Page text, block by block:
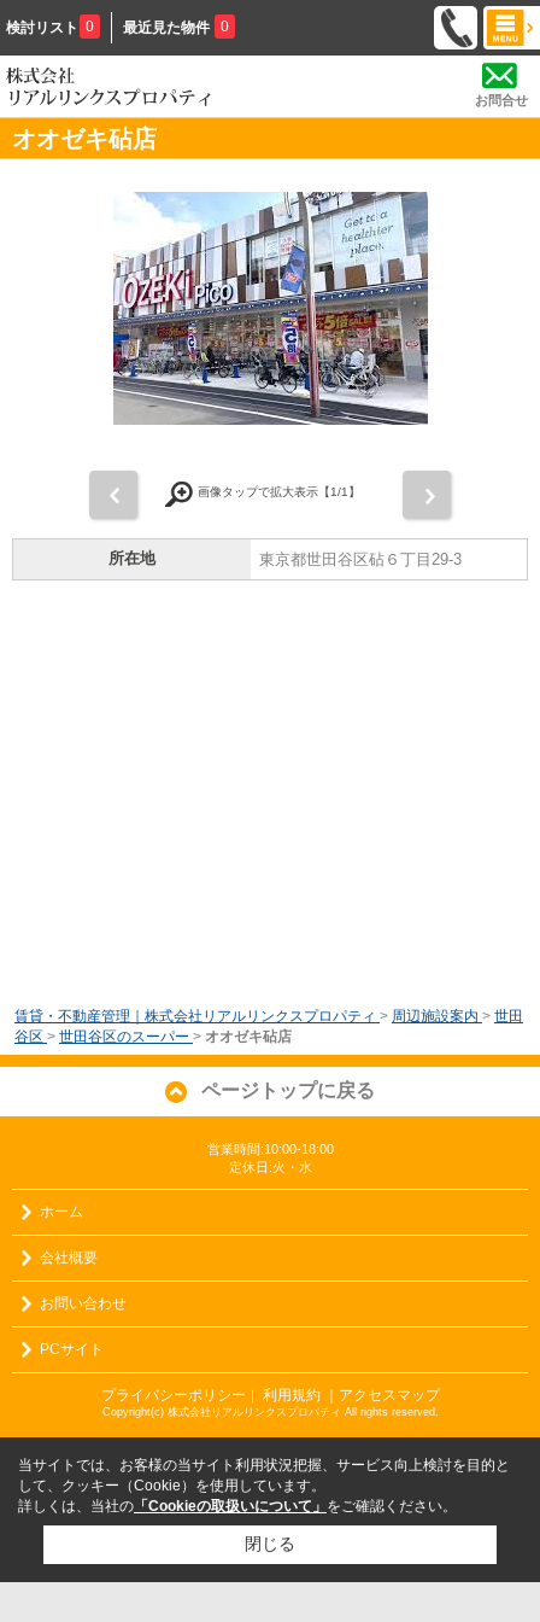
検討リスト 0 最近見た物件 0
お問合せ
オオゼキ砧店
画像タップで拡大表示【1/1】
所在地 東京都世田谷区砧６丁目29-3
賃貸・不動産管理｜株式会社リアルリンクスプロパティ > 周辺施設案内 > 世田
谷区 > 世田谷区のスーパー > オオゼキ砧店
ページトップに戻る
営業時間:10:00-18:00
定休日:火・水
ホーム
会社概要
お問い合わせ
PCサイト
プライバシーポリシー ｜ 利用規約 ｜アクセスマップ
Copyright(c) 株式会社リアルリンクスプロパティ All rights reserved.
当サイトでは、お客様の当サイト利用状況把握、サービス向上検討を目的と
して、クッキー（Cookie）を使用しています。
詳しくは、当社の 「Cookieの取扱いについて」 をご確認ください。
閉じる